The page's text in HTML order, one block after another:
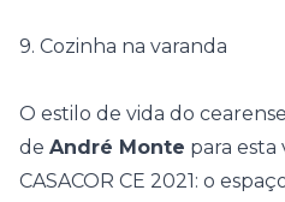
9. Cozinha na varanda
O estilo de vida do
de André Monte para
CASACOR CE 2021: o